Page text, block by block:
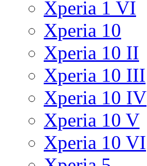
Xperia 1 VI
Xperia 10
Xperia 10 II
Xperia 10 III
Xperia 10 IV
Xperia 10 V
Xperia 10 VI